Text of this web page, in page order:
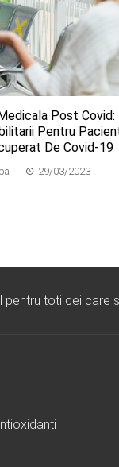
Post Covid:
Pentru
De Covid-19
29/03/2023
toti cei care